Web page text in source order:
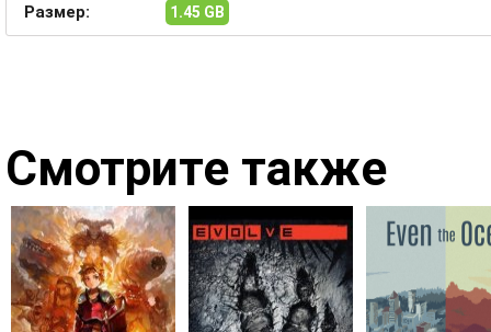
Размер: 1.45 GB
Смотрите также